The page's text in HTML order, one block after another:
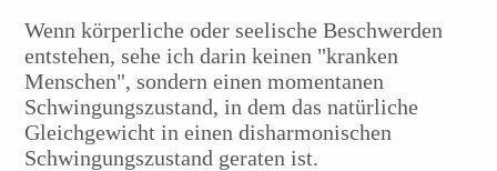
Wenn körperliche oder seelische Beschwerden
entstehen, sehe ich darin keinen "kranken
Menschen", sondern einen momentanen
Schwingungszustand, in dem das natürliche
Gleichgewicht in einen disharmonischen
Schwingungszustand geraten ist.